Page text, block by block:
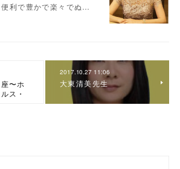
利で豊かで楽々でぬ…
〜ホ
ス・
2017.10.27 11:06
大東清美先生